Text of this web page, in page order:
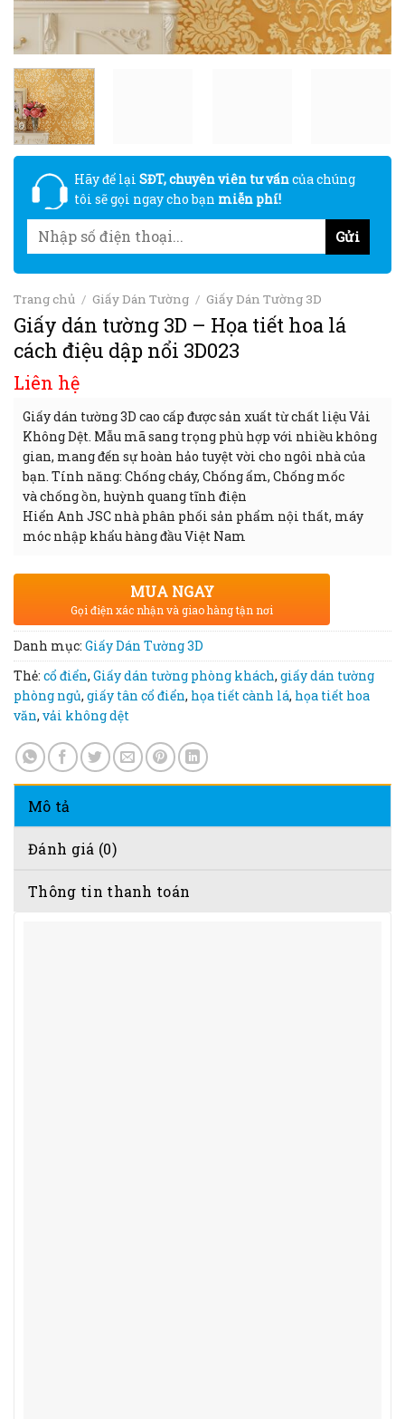
Hãy để lại SĐT, chuyên viên tư vấncủa chúng
tôi sẽ gọi ngay cho bạn miễn phí!
Trang chủ / Giấy Dán Tường / Giấy Dán Tường 3D
Giấy dán tường 3D – Họa tiết hoa lá
cách điệu dập nổi 3D023
Liên hệ
Giấy dán tường 3D cao cấp được sản xuất từ chất liệu Vải
Không Dệt. Mẫu mã sang trọng phù hợp với nhiều không
gian, mang đến sự hoàn hảo tuyệt vời cho ngôi nhà của
bạn. Tính năng: Chống cháy, Chống ẩm, Chống mốc
và chống ồn, huỳnh quang tĩnh điện
Hiển Anh JSC nhà phân phối sản phẩm nội thất, máy
móc nhập khẩu hàng đầu Việt Nam
MUA NGAY
Gọi điện xác nhận và giao hàng tận nơi
Danh mục: Giấy Dán Tường 3D
Thẻ: cổ điển, Giấy dán tường phòng khách, giấy dán tường
phòng ngủ, giấy tân cổ điển, họa tiết cành lá, họa tiết hoa
văn, vải không dệt
Mô tả
Đánh giá (0)
Thông tin thanh toán